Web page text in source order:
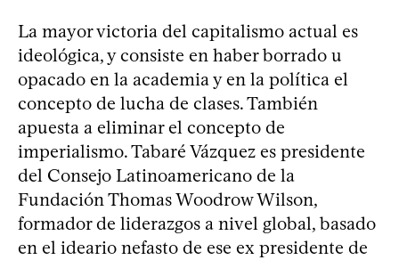
La mayor victoria del capitalismo actual es
ideológica, y consiste en haber borrado u
opacado en la academia y en la política el
concepto de lucha de clases. También
apuesta a eliminar el concepto de
imperialismo. Tabaré Vázquez es presidente
del Consejo Latinoamericano de la
Fundación Thomas Woodrow Wilson,
formador de liderazgos a nivel global, basado
en el ideario nefasto de ese ex presidente de